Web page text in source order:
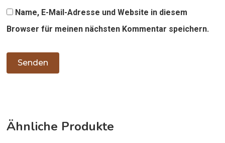
Name, E-Mail-Adresse und Website in diesem
Browser für meinen nächsten Kommentar speichern.
Ähnliche Produkte